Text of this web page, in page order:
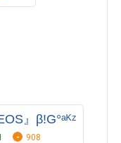
』β!G°ᵃᴷᶻ
908